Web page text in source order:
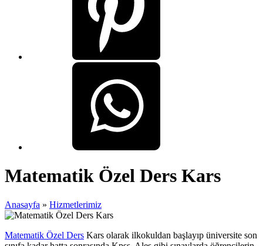
Matematik Özel Ders Kars
Anasayfa » Hizmetlerimiz
Matematik Özel Ders Kars olarak ilkokuldan başlayıp üniversite son